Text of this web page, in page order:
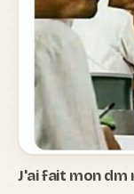
J'ai fait mon dm